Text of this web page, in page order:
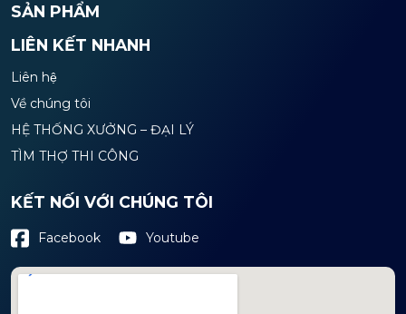
SẢN PHẨM
LIÊN KẾT NHANH
Liên hệ
Về chúng tôi
HỆ THỐNG XƯỞNG – ĐẠI LÝ
TÌM THỢ THI CÔNG
KẾT NỐI VỚI CHÚNG TÔI
Facebook Youtube